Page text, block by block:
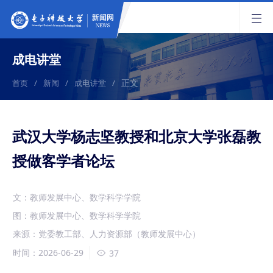
成电讲堂
首页 / 新闻 / 成电讲堂 / 正文
武汉大学杨志坚教授和北京大学张磊教
授做客学者论坛
文：教师发展中心、数学科学学院
图：教师发展中心、数学科学学院
来源：党委教工部、人力资源部（教师发展中心）
时间：2026-06-29
37